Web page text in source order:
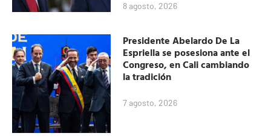
8 agosto, 2026
Presidente Abelardo De La
Espriella se posesiona ante el
Congreso, en Cali cambiando
la tradición
7 agosto, 2026